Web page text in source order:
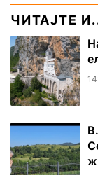
ЧИТАЈТЕ